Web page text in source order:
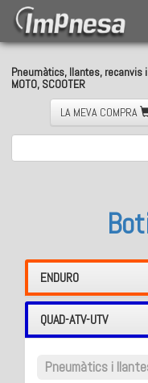
Pneumàtics, llantes, recanvis i
MOTO, SCOOTER
LA MEVA COMPRA
ENDURO
QUAD-ATV-UTV
Pneumàtics i